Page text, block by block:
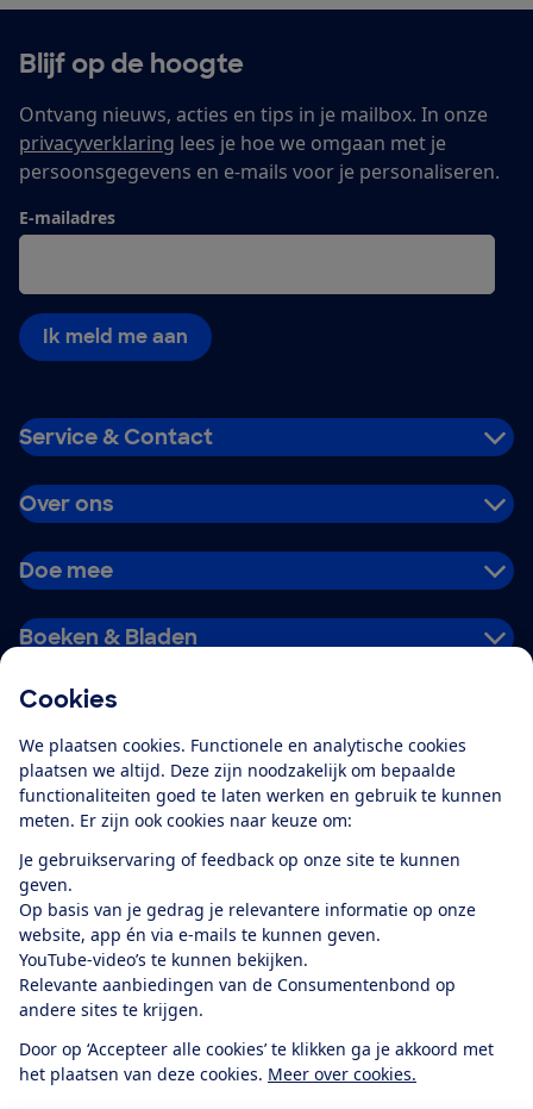
Cookies
We plaatsen cookies. Functionele en analytische cookies
plaatsen we altijd. Deze zijn noodzakelijk om bepaalde
functionaliteiten goed te laten werken en gebruik te kunnen
meten. Er zijn ook cookies naar keuze om:
Je gebruikservaring of feedback op onze site te kunnen
geven.
Op basis van je gedrag je relevantere informatie op onze
website, app én via e-mails te kunnen geven.
YouTube-video’s te kunnen bekijken.
Relevante aanbiedingen van de Consumentenbond op
andere sites te krijgen.
Door op ‘Accepteer alle cookies’ te klikken ga je akkoord met
het plaatsen van deze cookies. Meer over cookies.
Blijf op de hoogte
Ontvang nieuws, acties en tips in je mailbox. In onze
privacyverklaring lees je hoe we omgaan met je
persoonsgegevens en e-mails voor je personaliseren.
E-mailadres
Ik meld me aan
Service & Contact
Over ons
Doe mee
Boeken & Bladen
Alles over de
app
Algemene Voorwaarden
Privacyverklaring
Cookiebeleid
Privacyvoorkeuren
Toegankelijkheid
RSS-feed nieuws
Facebook
TwitterInstagram
YoutubeLinkedIn
12.901consumentenbeoordelen de Consumentenbondmet gemiddeld